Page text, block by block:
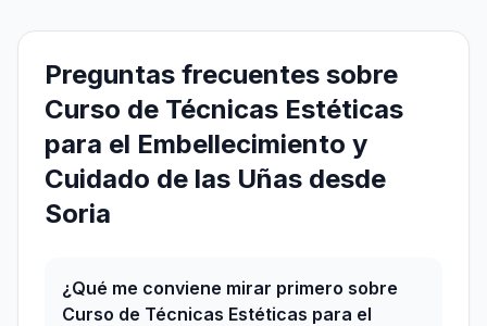
Preguntas frecuentes sobre
Curso de Técnicas Estéticas
para el Embellecimiento y
Cuidado de las Uñas desde
Soria
¿Qué me conviene mirar primero sobre
Curso de Técnicas Estéticas para el